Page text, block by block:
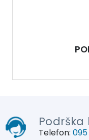
Podrška
Telefon: 095